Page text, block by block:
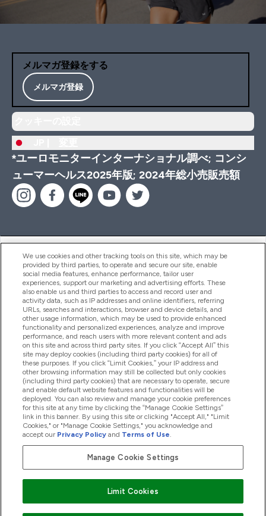
メルマガ登録をする
メルマガ登録
*ユーロモニターインターナショナル調べ; コンシ
ューマーヘルス2025年版; 2024年総小売販売額
ヘルプ＆ガイド
商品について
会社概要
特典＆ポイント
2026 The Hut.com Ltd
Pay with
We use cookies and other tracking tools on this site, which may be
provided by third parties, to operate and secure our site, enable
social media features, enhance performance, tailor user
experiences, support our marketing and advertising efforts. These
also enable us and third parties to access and record user and
activity data, such as IP addresses and online identifiers, referring
URLs, searches and interactions, browser and device details, and
other usage information, which may be used to provide enhanced
functionality and personalized experiences, analyze and improve
performance, and reach users with more relevant content and ads
on this site and across third party sites. If you click “Accept All” this
site may deploy cookies (including third party cookies) for all of
these purposes. If you click “Limit Cookies,” your IP address and
other browsing information may still be collected but only cookies
(including third party cookies) that are necessary to operate, secure
and enable default website features and functionalities will be
deployed. You can also review and manage your cookie preferences
for this site at any time by clicking the “Manage Cookie Settings”
link in this banner. By using this site or clicking "Accept All," "Limit
Cookies," or "Manage Cookie Settings," you acknowledge and
accept our Privacy Policy and Terms of Use.
Manage Cookie Settings
Limit Cookies